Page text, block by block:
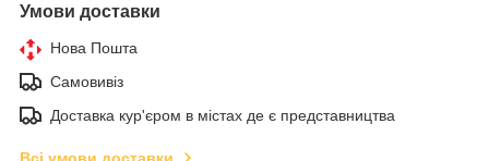
Умови доставки
Нова Пошта
Самовивіз
Доставка кур'єром в містах де є представництва
Всі умови доставки